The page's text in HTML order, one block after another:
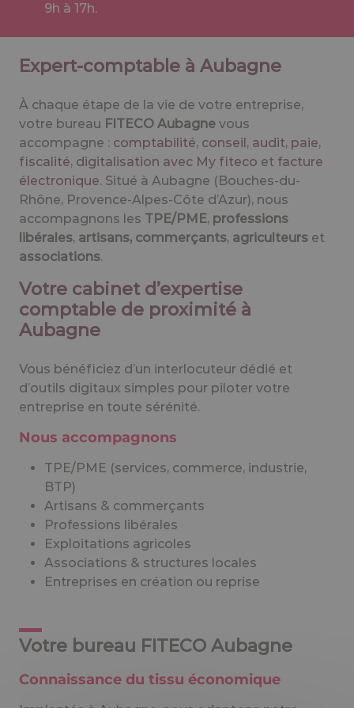
9h à 17h.
Expert-comptable à Aubagne
À chaque étape de la vie de votre entreprise,
votre bureau FITECO Aubagne vous
accompagne : comptabilité, conseil , audit, paie,
fiscalité, digitalisation avec My fiteco et facture
électronique. Situé à Aubagne (Bouches-du-
Rhône, Provence-Alpes-Côte d’Azur), nous
accompagnons les TPE/PME, professions
libérales, artisans, commerçants, agriculteurs et
associations.
Votre cabinet d’expertise
comptable de proximité à
Aubagne
Vous bénéficiez d’un interlocuteur dédié et
d’outils digitaux simples pour piloter votre
entreprise en toute sérénité.
Nous accompagnons
TPE/PME (services, commerce, industrie,
BTP)
Artisans & commerçants
Professions libérales
Exploitations agricoles
Associations & structures locales
Entreprises en création ou reprise
Votre bureau FITECO Aubagne
Connaissance du tissu économique